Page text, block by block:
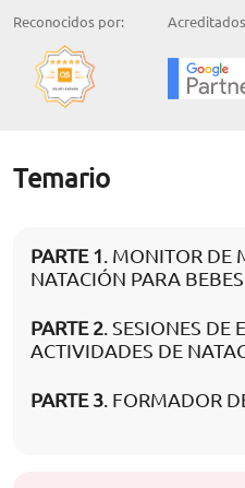
Reconocidos por:
Temario
PARTE 1. MONITOR DE
NATACIÓN PARA BEBES
PARTE 2. SESIONES DE
ACTIVIDADES DE
PARTE 3. FORMADOR